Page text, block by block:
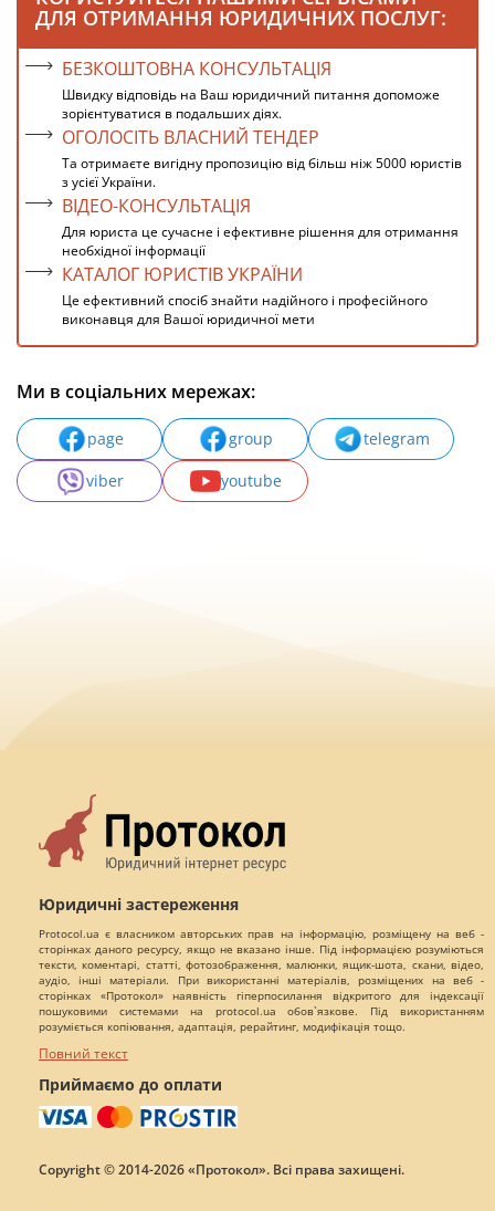
ДЛЯ ОТРИМАННЯ ЮРИДИЧНИХ ПОСЛУГ:
БЕЗКОШТОВНА КОНСУЛЬТАЦІЯ
Швидку відповідь на Ваш юридичний питання допоможе
зорієнтуватися в подальших діях.
ОГОЛОСІТЬ ВЛАСНИЙ ТЕНДЕР
Та отримаєте вигідну пропозицію від більш ніж 5000 юристів
з усієї України.
ВІДЕО-КОНСУЛЬТАЦІЯ
Для юриста це сучасне і ефективне рішення для отримання
необхідної інформації
КАТАЛОГ ЮРИСТІВ УКРАЇНИ
Це ефективний спосіб знайти надійного і професійного
виконавця для Вашої юридичної мети
Ми в соціальних мережах:
page group
telegram
viber
youtube
Юридичні застереження
Protocol.ua є власником авторських прав на інформацію, розміщену на веб -
сторінках даного ресурсу, якщо не вказано інше. Під інформацією розуміються
тексти, коментарі, статті, фотозображення, малюнки, ящик-шота, скани, відео,
аудіо, інші матеріали. При використанні матеріалів, розміщених на веб -
сторінках «Протокол» наявність гіперпосилання відкритого для індексації
пошуковими системами на protocol.ua обов`язкове. Під використанням
розуміється копіювання, адаптація, рерайтинг, модифікація тощо.
Повний текст
Приймаємо до оплати
Copyright © 2014-2026 «Протокол». Всі права захищені.